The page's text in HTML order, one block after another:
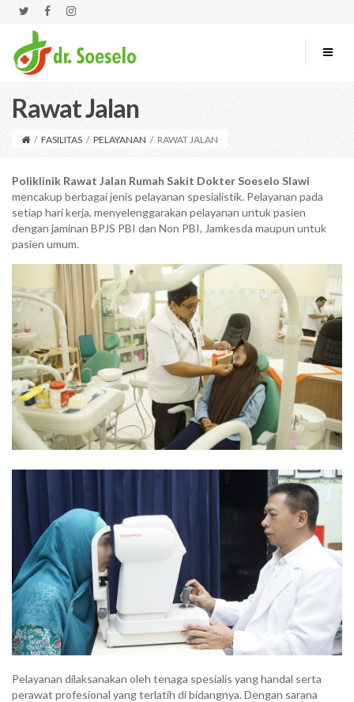
Rawat Jalan
/ FASILITAS / PELAYANAN / RAWAT JALAN
Poliklinik Rawat Jalan Rumah Sakit Dokter Soeselo Slawi
mencakup berbagai jenis pelayanan spesialistik. Pelayanan pada
setiap hari kerja, menyelenggarakan pelayanan untuk pasien
dengan jaminan BPJS PBI dan Non PBI, Jamkesda maupun untuk
pasien umum.
Pelayanan dilaksanakan oleh tenaga spesialis yang handal serta
perawat profesional yang terlatih di bidangnya. Dengan sarana